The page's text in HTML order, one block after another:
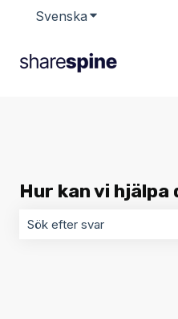
Svenska Visa
Hur kan vi hjälpa